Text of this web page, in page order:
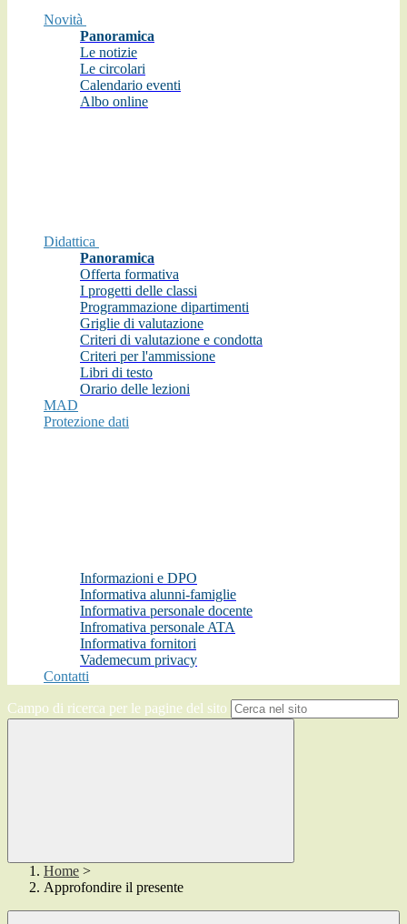
Novità
Panoramica
Le notizie
Le circolari
Calendario eventi
Albo online
Didattica
Panoramica
Offerta formativa
I progetti delle classi
Programmazione dipartimenti
Griglie di valutazione
Criteri di valutazione e condotta
Criteri per l'ammissione
Libri di testo
Orario delle lezioni
MAD
Protezione dati
Informazioni e DPO
Informativa alunni-famiglie
Informativa personale docente
Infromativa personale ATA
Informativa fornitori
Vademecum privacy
Contatti
Campo di ricerca per le pagine del sito
Home >
Approfondire il presente